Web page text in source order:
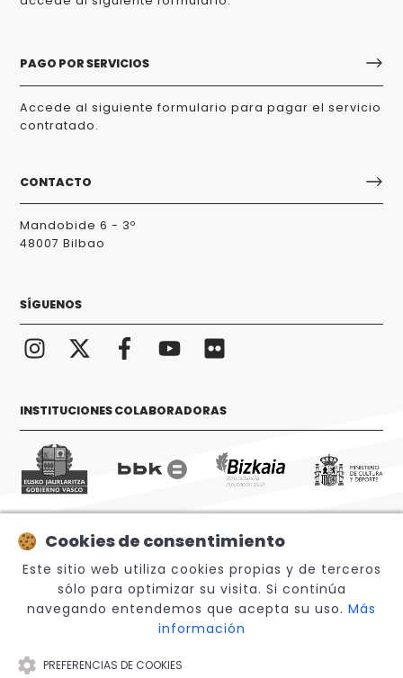
PAGO POR SERVICIOS
Accede al siguiente formulario para pagar el servicio
contratado.
CONTACTO
Mandobide 6 - 3º
48007 Bilbao
SÍGUENOS
INSTITUCIONES COLABORADORAS
© 2026 Sabino Arana Fundazioa
Cookies de consentimiento
Este sitio web utiliza cookies propias y de terceros
sólo para optimizar su visita. Si continúa
navegando entendemos que acepta su uso. Más
información
PREFERENCIAS DE COOKIES